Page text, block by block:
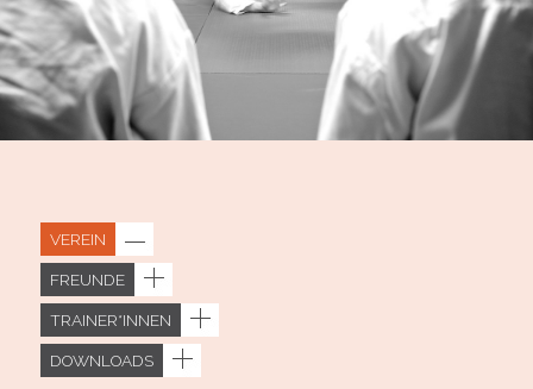
VEREIN
FREUNDE
TRAINER*INNEN
DOWNLOADS